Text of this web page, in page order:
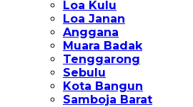
Loa Kulu
Loa Janan
Anggana
Muara Badak
Tenggarong
Sebulu
Kota Bangun
Samboja Barat